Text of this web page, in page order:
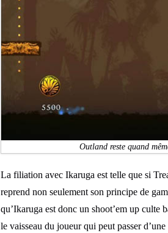
Outland reste quand
La filiation avec Ikaruga est telle que si
reprend non seulement son principe de
qu’Ikaruga est donc un shoot’em up culte
le vaisseau du joueur qui peut passer